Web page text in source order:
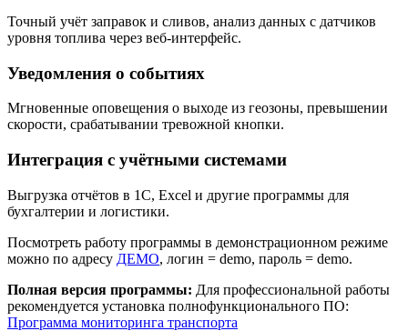
Точный учёт заправок и сливов, анализ данных с датчиков
уровня топлива через веб-интерфейс.
Уведомления о событиях
Мгновенные оповещения о выходе из геозоны, превышении
скорости, срабатывании тревожной кнопки.
Интеграция с учётными системами
Выгрузка отчётов в 1С, Excel и другие программы для
бухгалтерии и логистики.
Посмотреть работу программы в демонстрационном режиме
можно по адресу ДЕМО, логин = demo, пароль = demo.
Полная версия программы: Для профессиональной работы
рекомендуется установка полнофункционального ПО:
Программа мониторинга транспорта